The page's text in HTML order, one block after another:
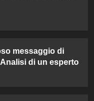
messaggio di
di un esperto